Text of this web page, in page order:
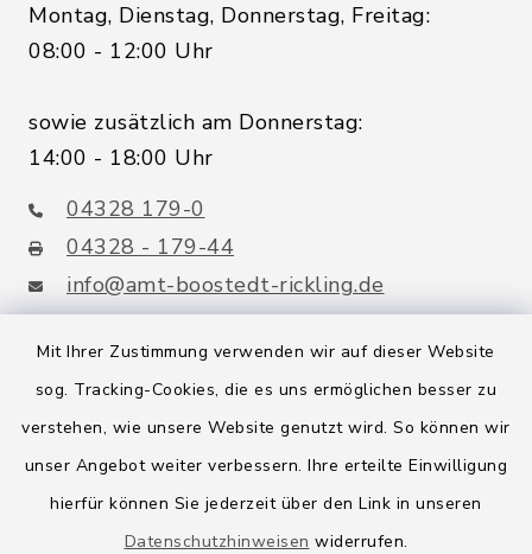
Mit Ihrer Zustimmung verwenden wir auf dieser Website
sog. Tracking-Cookies, die es uns ermöglichen besser zu
verstehen, wie unsere Website genutzt wird. So können wir
unser Angebot weiter verbessern. Ihre erteilte Einwilligung
hierfür können Sie jederzeit über den Link in unseren
Datenschutzhinweisen widerrufen.
Montag, Dienstag, Donnerstag, Freitag:
08:00 - 12:00 Uhr
sowie zusätzlich am Donnerstag:
14:00 - 18:00 Uhr
04328 179-0
04328 - 179-44
info@amt-boostedt-rickling.de
Quicklinks
Amt Boostedt-Rickling
Amtsbroschüre